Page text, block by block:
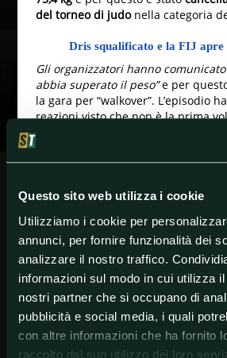
Questo sito web utilizza i cookie
Utilizziamo i cookie per
annunci, per fornire funzionalità dei
analizzare il nostro traffico.
informazioni sul modo in cui utilizza
nostri partner che si occupano di
pubblicità e social media, i quali
con altre informazioni che ha fornito
raccolto dal suo utilizzo dei loro
del torneo di judonella categoria
Dris squalificato e la FIJ apre
Gli organizzatori hanno
abbia superato il peso”e per
la gara per “walkover”. L’episodio
reazioni visto che non è la prima
musulmano si è ritirato o ha
contro avversari israeliani per
deciso diaprire un’indaginein
commentare l’episodio.
#Judo #OlimpiadidiParigi2024